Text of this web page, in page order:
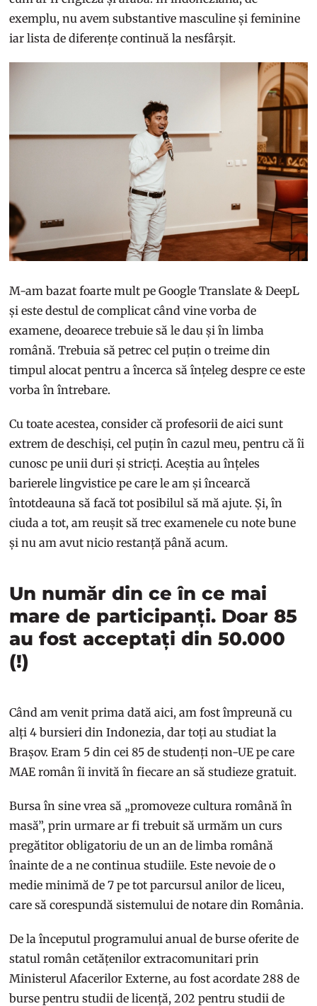
exemplu, nu avem substantive masculine și feminine
iar lista de diferențe continuă la nesfârșit.
M-am bazat foarte mult pe Google Translate & DeepL
și este destul de complicat când vine vorba de
examene, deoarece trebuie să le dau și în limba
română. Trebuia să petrec cel puțin o treime din
timpul alocat pentru a încerca să înțeleg despre ce este
vorba în întrebare.
Cu toate acestea, consider că profesorii de aici sunt
extrem de deschiși, cel puțin în cazul meu, pentru că îi
cunosc pe unii duri și stricți. Aceștia au înțeles
barierele lingvistice pe care le am și încearcă
întotdeauna să facă tot posibilul să mă ajute. Și, în
ciuda a tot, am reușit să trec examenele cu note bune
și nu am avut nicio restanță până acum.
Un număr din ce în ce mai
mare de participanți. Doar 85
au fost acceptați din 50.000
(!)
Când am venit prima dată aici, am fost împreună cu
alți 4 bursieri din Indonezia, dar toți au studiat la
Brașov. Eram 5 din cei 85 de studenți non-UE pe care
MAE român îi invită în fiecare an să studieze gratuit.
Bursa în sine vrea să „promoveze cultura română în
masă”, prin urmare ar fi trebuit să urmăm un curs
pregătitor obligatoriu de un an de limba română
înainte de a ne continua studiile. Este nevoie de o
medie minimă de 7 pe tot parcursul anilor de liceu,
care să corespundă sistemului de notare din România.
De la începutul programului anual de burse oferite de
statul român cetățenilor extracomunitari prin
Ministerul Afacerilor Externe, au fost acordate 288 de
burse pentru studii de licență, 202 pentru studii de